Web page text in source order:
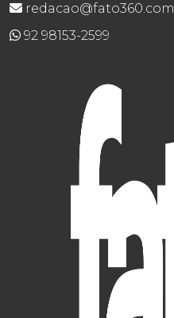
redacao@fato360.com
92 98153-2599